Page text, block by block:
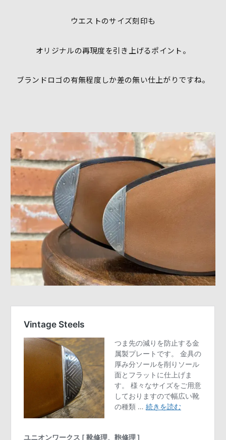
ウエストのサイズ刻印も
オリジナルの再現度を引き上げるポイント。
ブランドロゴの有無程度しか差の無い仕上がりですね。